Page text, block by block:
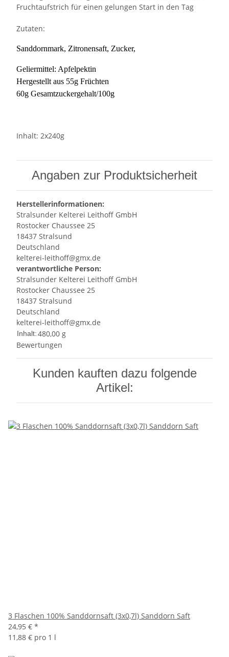
Fruchtaufstrich für einen gelungen Start in den Tag
Zutaten:
Sanddornmark, Zitronensaft, Zucker,
Geliermittel: Apfelpektin
Hergestellt aus 55g Früchten
60g Gesamtzuckergehalt/100g
Inhalt: 2x240g
Angaben zur Produktsicherheit
Herstellerinformationen:
Stralsunder Kelterei Leithoff GmbH
Rostocker Chaussee 25
18437 Stralsund
Deutschland
kelterei-leithoff@gmx.de
verantwortliche Person:
Stralsunder Kelterei Leithoff GmbH
Rostocker Chaussee 25
18437 Stralsund
Deutschland
kelterei-leithoff@gmx.de
Inhalt:480,00 g
Bewertungen
Kunden kauften dazu folgende
Artikel:
3 Flaschen 100% Sanddornsaft (3x0,7l) Sanddorn Saft
24,95 € *
11,88 € pro 1 l